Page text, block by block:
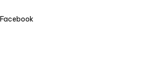
Facebook